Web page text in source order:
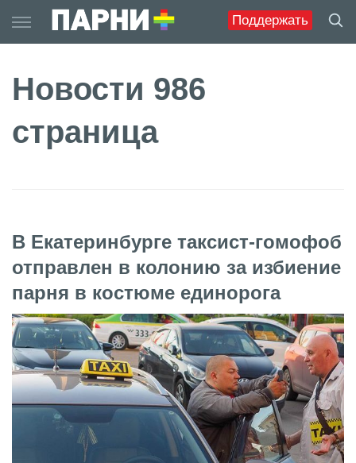
Поддержать
to
content
Новости 986
страница
В Екатеринбурге таксист-гомофоб
отправлен в колонию за избиение
парня в костюме единорога